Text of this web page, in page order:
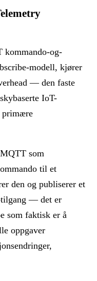
kommando-og-
modell, kjører
— den faste
IoT-
primære
som
til et
den og publiserer et
tilgang — det er
som faktisk er å
oppgaver